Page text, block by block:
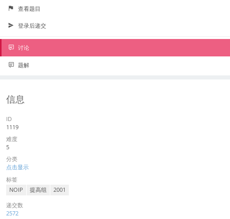
查看题目
登录后递交
讨论
题解
信息
ID
1119
难度
5
分类
点击显示
标签
NOIP 提高组 2001
递交数
2572